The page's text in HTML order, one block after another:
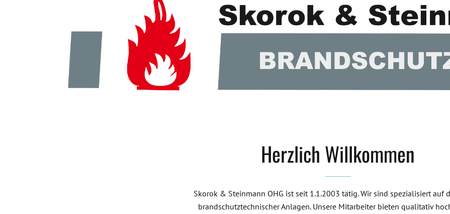
e
s
F
l
Herzlich Willkommen
Skorok & Steinmann OHG ist seit 1.1.2003 tätig. Wir sind spezialisiert auf
brandschutztechnischer Anlagen. Unsere Mitarbeiter bieten qualitativ